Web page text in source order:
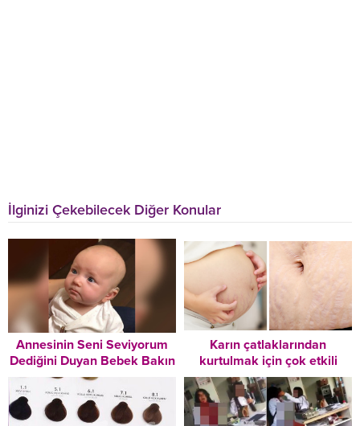
İlginizi Çekebilecek Diğer Konular
Annesinin Seni Seviyorum
Dediğini Duyan Bebek Bakın
Nasıl Duygulandı
Karın çatlaklarından
kurtulmak için çok etkili
yöntem